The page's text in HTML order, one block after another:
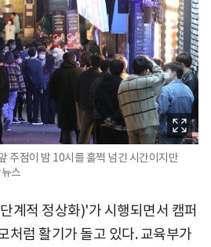
주점이 밤 10시를 훌쩍 넘긴 시간이지만
스
계적 정상화)'가 시행되면서 캠퍼
처럼 활기가 돌고 있다. 교육부가